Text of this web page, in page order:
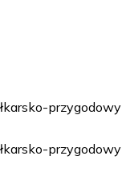
przygodowy
przygodowy